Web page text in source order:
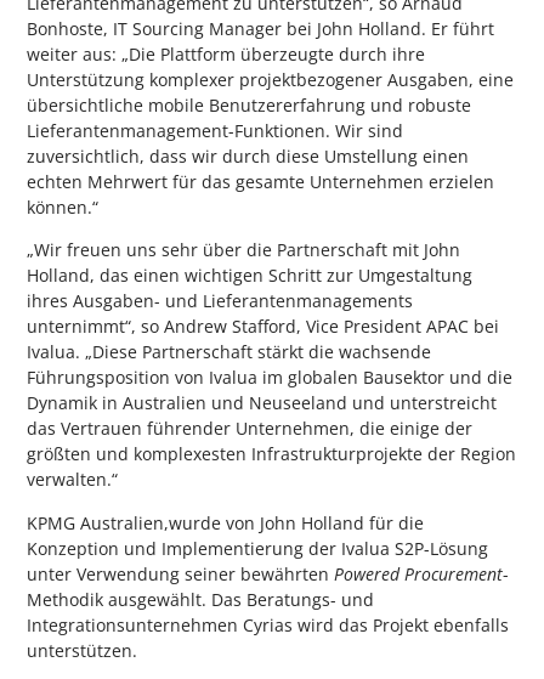
Bonhoste, IT Sourcing Manager bei John Holland. Er führt
weiter aus: „Die Plattform überzeugte durch ihre
Unterstützung komplexer projektbezogener Ausgaben, eine
übersichtliche mobile Benutzererfahrung und robuste
Lieferantenmanagement-Funktionen. Wir sind
zuversichtlich, dass wir durch diese Umstellung einen
echten Mehrwert für das gesamte Unternehmen erzielen
können.“
„Wir freuen uns sehr über die Partnerschaft mit John
Holland, das einen wichtigen Schritt zur Umgestaltung
ihres Ausgaben- und Lieferantenmanagements
unternimmt“, so Andrew Stafford, Vice President APAC bei
Ivalua. „Diese Partnerschaft stärkt die wachsende
Führungsposition von Ivalua im globalen Bausektor und die
Dynamik in Australien und Neuseeland und unterstreicht
das Vertrauen führender Unternehmen, die einige der
größten und komplexesten Infrastrukturprojekte der Region
verwalten.“
KPMG Australien,wurde von John Holland für die
Konzeption und Implementierung der Ivalua S2P-Lösung
unter Verwendung seiner bewährten Powered Procurement-
Methodik ausgewählt. Das Beratungs- und
Integrationsunternehmen Cyrias wird das Projekt ebenfalls
unterstützen.